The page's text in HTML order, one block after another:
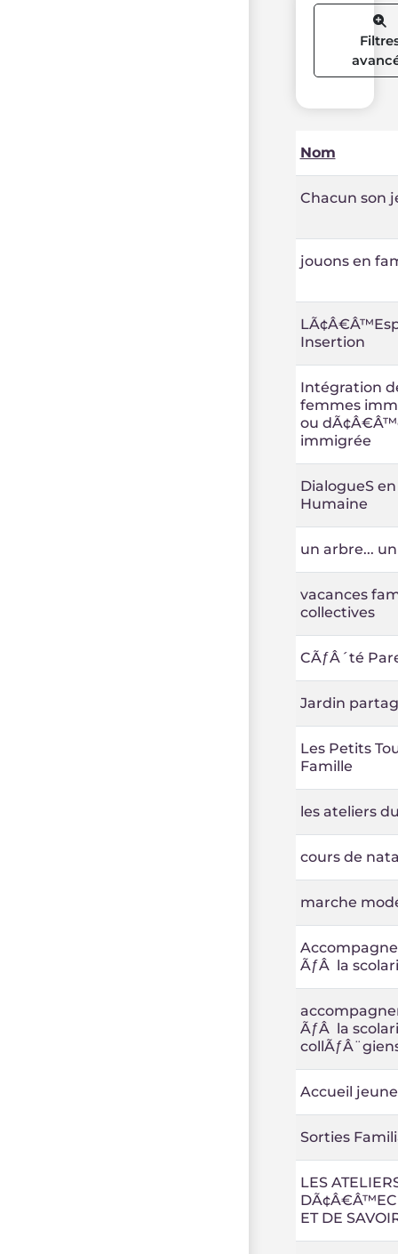
Nom
Chacun son
jouons en
Insertion
Intégration
femmes
ou
immigrée
DialogueS
Humaine
un arbre...
vacances
collectives
CÃƒÂ´té
Jardin
Les Petits
Famille
les ateliers
cours de
marche
ÃƒÂ la
ÃƒÂ la
Accueil
Sorties
LES
ET DE